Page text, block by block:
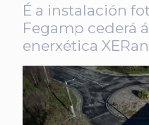
É a instalación
Fegamp cederá
enerxética